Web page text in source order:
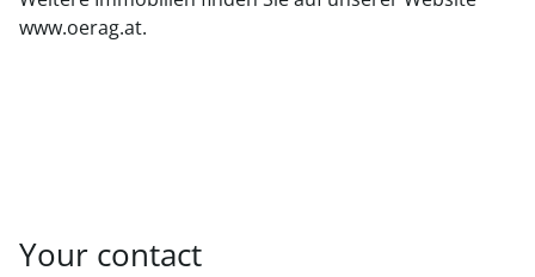
www.oerag.at.
Your contact